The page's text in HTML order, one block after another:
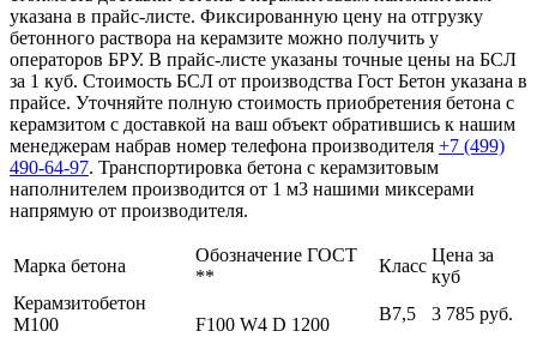
указана в прайс-листе. Фиксированную цену на отгрузку
бетонного раствора на керамзите можно получить у
операторов БРУ. В прайс-листе указаны точные цены на БСЛ
за 1 куб. Стоимость БСЛ от производства Гост Бетон указана в
прайсе. Уточняйте полную стоимость приобретения бетона с
керамзитом с доставкой на ваш объект обратившись к нашим
менеджерам набрав номер телефона производителя +7 (499)
490-64-97. Транспортировка бетона с керамзитовым
наполнителем производится от 1 м3 нашими миксерами
напрямую от производителя.
Марка бетона
Обозначение ГОСТ
**
Класс
Цена за
куб
Керамзитобетон
М100
F100 W4 D 1200
В7,5
3 785 руб.